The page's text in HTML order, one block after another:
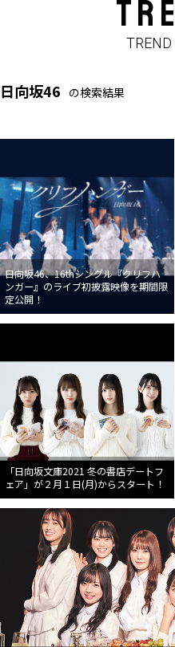
日向坂46 の検索結果
日向坂46、16thシングル『クリフハ
ンガー』のライブ初披露映像を期間限
定公開！
「日向坂文庫2021 冬の書店デートフ
ェア」が２月１日(月)からスタート！